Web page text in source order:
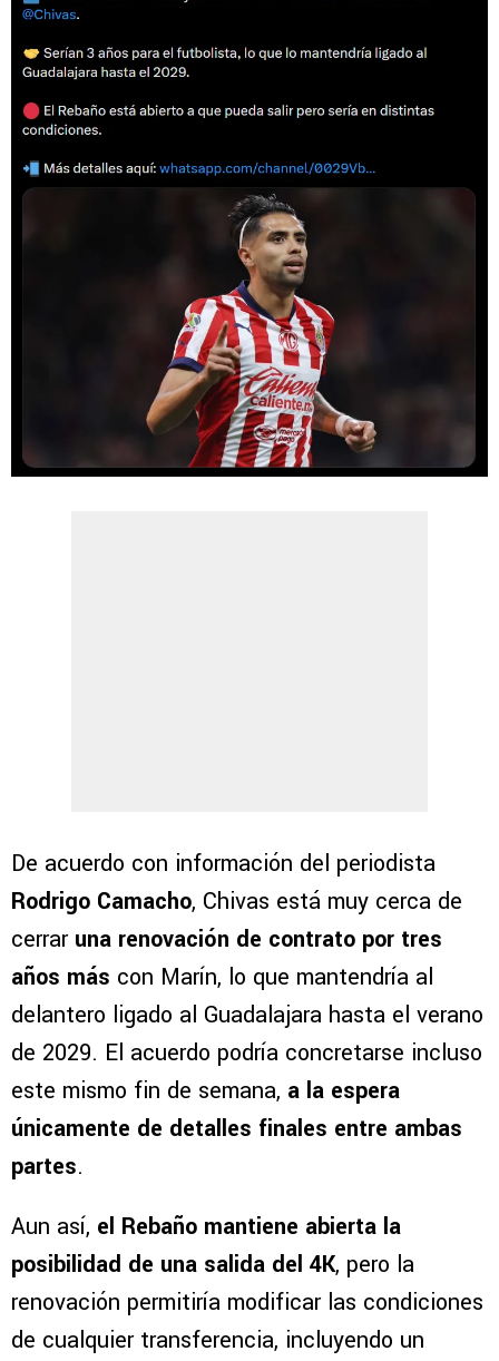
De acuerdo con información del periodista
Rodrigo Camacho, Chivas está muy cerca de
cerrar una renovación de contrato por tres
años más con Marín, lo que mantendría al
delantero ligado al Guadalajara hasta el verano
de 2029. El acuerdo podría concretarse incluso
este mismo fin de semana, a la espera
únicamente de detalles finales entre ambas
partes.
Aun así, el Rebaño mantiene abierta la
posibilidad de una salida del 4K, pero la
renovación permitiría modificar las condiciones
de cualquier transferencia, incluyendo un